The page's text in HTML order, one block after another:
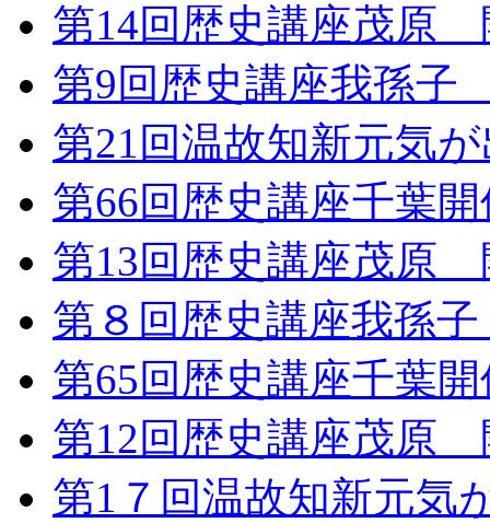
第14回歴史講座茂原
第9回歴史講座我孫
第21回温故知新元気
第66回歴史講座千葉
第13回歴史講座茂原
第８回歴史講座我孫
第65回歴史講座千葉
第12回歴史講座茂原
第1７回温故知新元気